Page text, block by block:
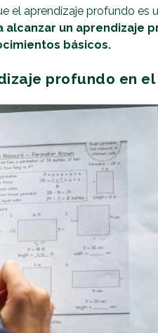
el aprendizaje profundo es
alcanzar un aprendizaje
básicos.
profundo en el